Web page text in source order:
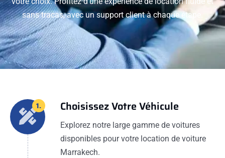
sans tracas, avec un support client à chaque étape.
1. Choisissez Votre Véhicule
Explorez notre large gamme de voitures
disponibles pour votre location de voiture
Marrakech.